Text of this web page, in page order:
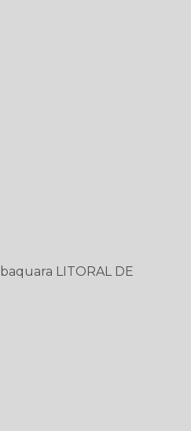
LITORAL DE